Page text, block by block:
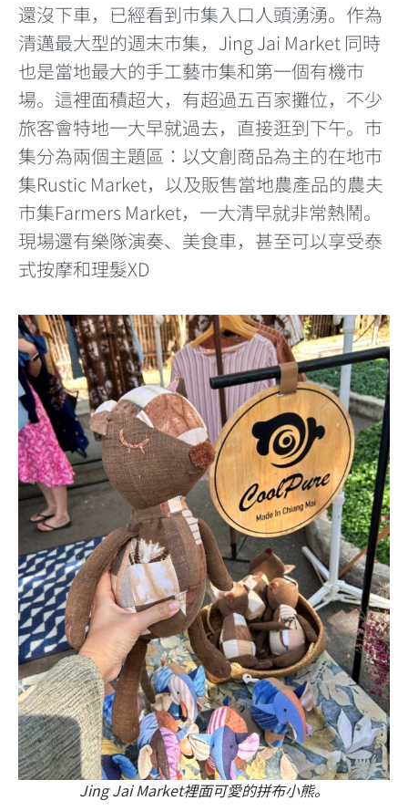
還沒下車，已經看到市集入口人頭湧湧。作為
清邁最大型的週末市集，Jing Jai Market 同時
也是當地最大的手工藝市集和第一個有機市
場。這裡面積超大，有超過五百家攤位，不少
旅客會特地一大早就過去，直接逛到下午。市
集分為兩個主題區：以文創商品為主的在地市
集Rustic Market，以及販售當地農產品的農夫
市集Farmers Market，一大清早就非常熱鬧。
現場還有樂隊演奏、美食車，甚至可以享受泰
式按摩和理髮XD
Jing Jai Market裡面可愛的拼布小熊。